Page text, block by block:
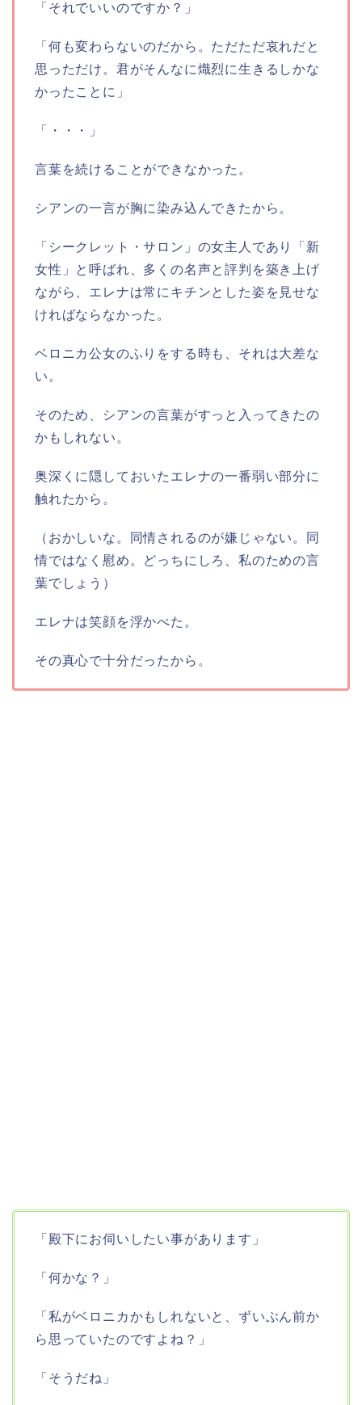
「それでいいのですか？」
「何も変わらないのだから。ただただ哀れだと
思っただけ。君がそんなに熾烈に生きるしかな
かったことに」
「・・・」
言葉を続けることができなかった。
シアンの一言が胸に染み込んできたから。
「シークレット・サロン」の女主人であり「新
女性」と呼ばれ、多くの名声と評判を築き上げ
ながら、エレナは常にキチンとした姿を見せな
ければならなかった。
ベロニカ公女のふりをする時も、それは大差な
い。
そのため、シアンの言葉がすっと入ってきたの
かもしれない。
奥深くに隠しておいたエレナの一番弱い部分に
触れたから。
（おかしいな。同情されるのが嫌じゃない。同
情ではなく慰め。どっちにしろ、私のための言
葉でしょう）
エレナは笑顔を浮かべた。
その真心で十分だったから。
「殿下にお伺いしたい事があります」
「何かな？」
「私がベロニカかもしれないと、ずいぶん前か
ら思っていたのですよね？」
「そうだね」